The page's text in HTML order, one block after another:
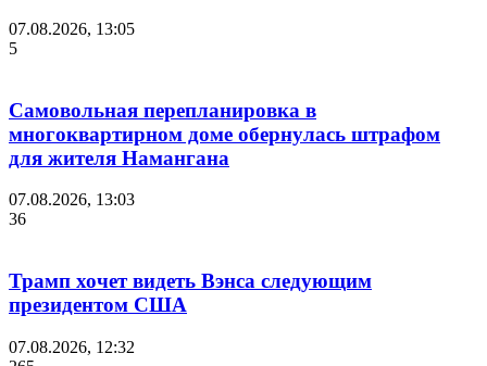
07.08.2026, 13:05
5
Самовольная перепланировка в
многоквартирном доме обернулась штрафом
для жителя Намангана
07.08.2026, 13:03
36
Трамп хочет видеть Вэнса следующим
президентом США
07.08.2026, 12:32